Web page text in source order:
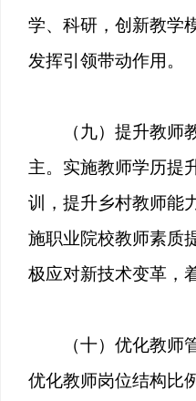
学、科研，创新教学
发挥引领带动作用。
（九）提升教
主。实施教师学历提
训，提升乡村教师能
施职业院校教师素质
极应对新技术变革，
（十）优化教
优化教师岗位结构比